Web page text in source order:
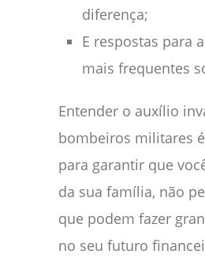
diferença;
E respostas para
mais frequentes
Entender o auxílio
bombeiros militares
para garantir que
da sua família, não
que podem fazer
no seu futuro